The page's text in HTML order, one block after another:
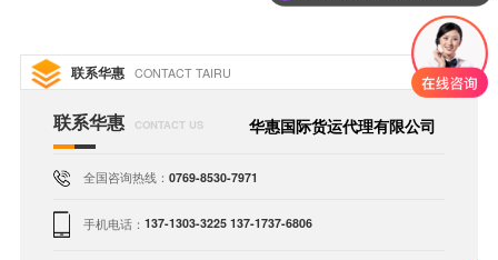
联系华惠 CONTACT TAIRU
联系华惠 CONTACT US 华惠国际货运代理有限公司
全国咨询热线：0769-8530-7971
手机电话：137-1303-3225 137-1737-6806